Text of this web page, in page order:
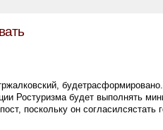
Ростуризма будет выполнять
поскольку он